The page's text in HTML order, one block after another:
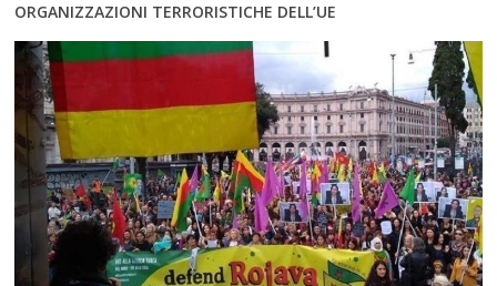
ORGANIZZAZIONI TERRORISTICHE DELL’UE